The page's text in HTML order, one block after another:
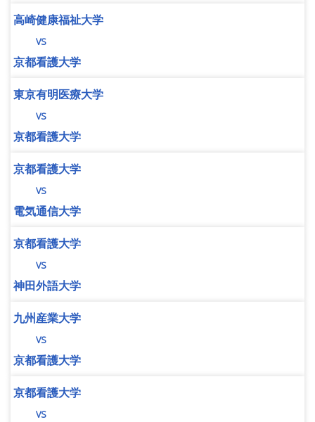
高崎健康福祉大学
vs
京都看護大学
東京有明医療大学
vs
京都看護大学
京都看護大学
vs
電気通信大学
京都看護大学
vs
神田外語大学
九州産業大学
vs
京都看護大学
京都看護大学
vs